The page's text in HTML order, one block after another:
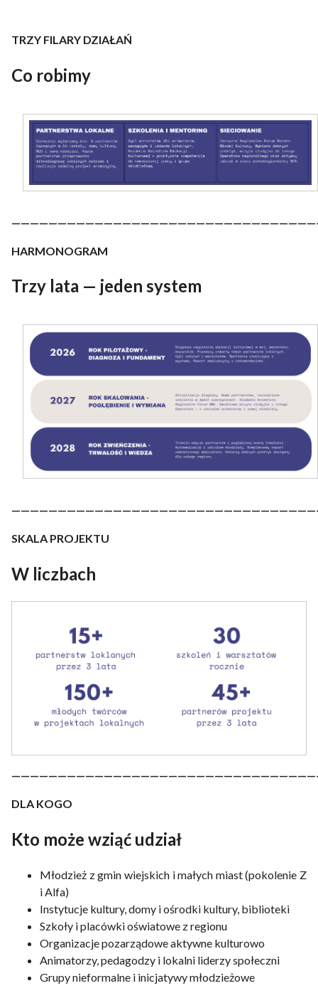
TRZY FILARY DZIAŁAŃ
Co robimy
HARMONOGRAM
Trzy lata — jeden system
SKALA PROJEKTU
W liczbach
DLA KOGO
Kto może wziąć udział
Młodzież z gmin wiejskich i małych miast (pokolenie Z
i Alfa)
Instytucje kultury, domy i ośrodki kultury, biblioteki
Szkoły i placówki oświatowe z regionu
Organizacje pozarządowe aktywne kulturowo
Animatorzy, pedagodzy i lokalni liderzy społeczni
Grupy nieformalne i inicjatywy młodzieżowe